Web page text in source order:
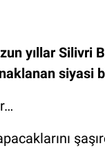
yıllar Silivri
siyasi